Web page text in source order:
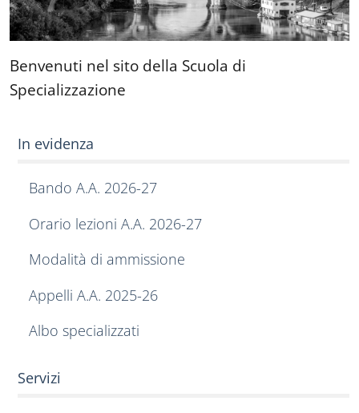
Benvenuti nel sito della Scuola di
Specializzazione
In evidenza
Bando A.A. 2026-27
Orario lezioni A.A. 2026-27
Modalità di ammissione
Appelli A.A. 2025-26
Albo specializzati
Servizi